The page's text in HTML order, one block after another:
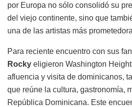
por Europa no sólo consolidó su
del viejo continente, sino que
una de las artistas más
Para reciente encuentro con sus
Rocky eligieron Washington
afluencia y visita de dominicanos,
que reúne la cultura, gastronomía,
República Dominicana. Este